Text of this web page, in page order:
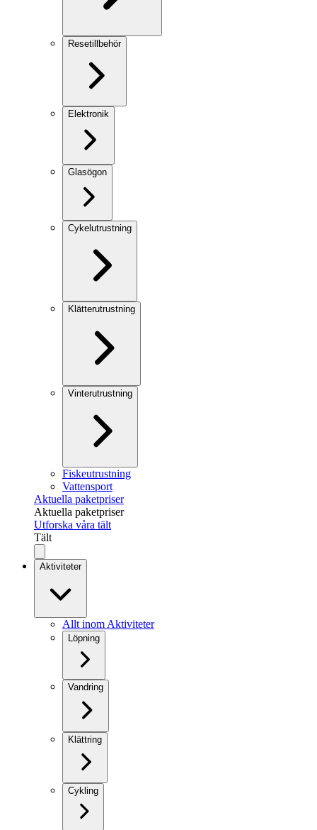
Resetillbehör
Elektronik
Glasögon
Cykelutrustning
Klätterutrustning
Vinterutrustning
Fiskeutrustning
Vattensport
Aktuella paketpriser
Aktuella paketpriser
Utforska våra tält
Tält
Aktiviteter
Allt inom Aktiviteter
Löpning
Vandring
Klättring
Cykling